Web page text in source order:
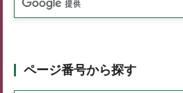
ページ番号から探す